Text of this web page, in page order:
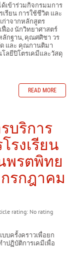
เข้าร่วมกิจกรมมการ
เรียน การใช้ชีวิต และ
ก่าจากหลักสูตร
อง นักวิทยาศาสตร์
ลักฐาน, คุณศศิชา วร
และ คุณกานติมา
ลยีปิโตรเคมีและวัสดุ
READ MORE
บริการ
รงเรียน
พรตพิทย
รกฎาคม
rating: No rating
บครั้งคราวเพื่อยก
ปฏิบัติการเคมีเพื่อ